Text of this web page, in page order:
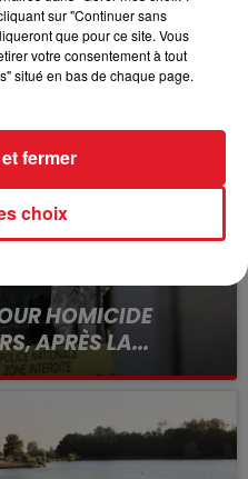
HOMICIDE
APRÈS LA...
le logement servait
sur "Continuer sans
que pour ce site. Vous
votre consentement à tout
situé en bas de chaque page.
choix
fermer